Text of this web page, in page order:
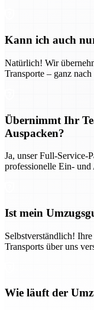
Kann ich auch
Natürlich! Wir
Transporte – ganz
Übernimmt Ihr
Auspacken?
Ja, unser Full-Service-
professionelle Ein- und
Ist mein
Selbstverständlich!
Transports über uns
Wie läuft der